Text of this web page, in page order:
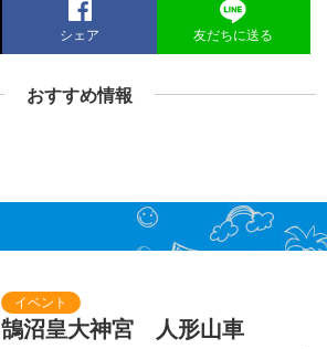
シェア 友だちに送る
おすすめ情報
鵠沼皇大神宮 人形山車